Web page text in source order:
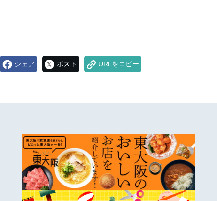
シェア ポスト URLをコピー